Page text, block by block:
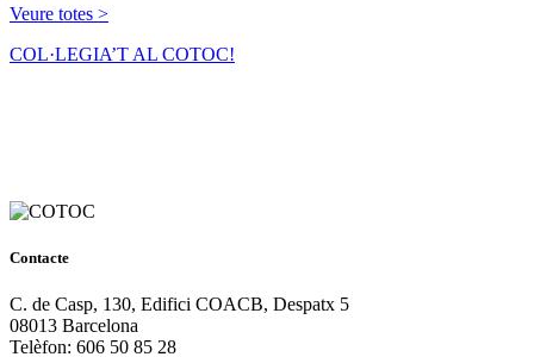
Veure totes >
COL·LEGIA’T AL COTOC!
Contacte
C. de Casp, 130, Edifici COACB, Despatx 5
08013 Barcelona
Telèfon: 606 50 85 28